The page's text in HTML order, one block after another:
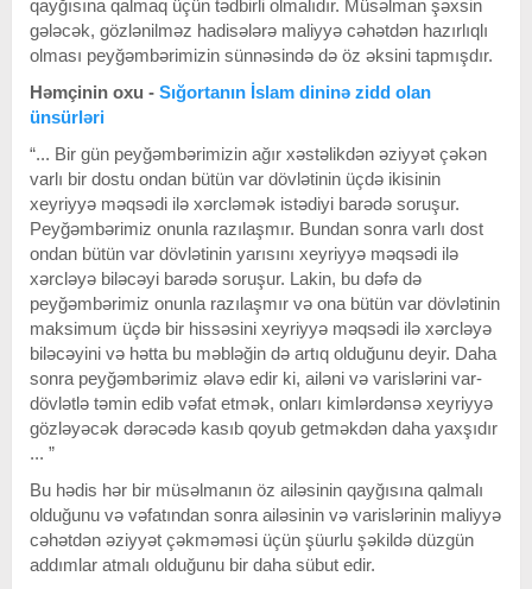
qayğısına qalmaq üçün tədbirli olmalıdır. Müsəlman şəxsin
gələcək, gözlənilməz hadisələrə maliyyə cəhətdən hazırlıqlı
olması peyğəmbərimizin sünnəsində də öz əksini tapmışdır.
Həmçinin oxu - Sığortanın İslam dininə zidd olan
ünsürləri
“... Bir gün peyğəmbərimizin ağır xəstəlikdən əziyyət çəkən
varlı bir dostu ondan bütün var dövlətinin üçdə ikisinin
xeyriyyə məqsədi ilə xərcləmək istədiyi barədə soruşur.
Peyğəmbərimiz onunla razılaşmır. Bundan sonra varlı dost
ondan bütün var dövlətinin yarısını xeyriyyə məqsədi ilə
xərcləyə biləcəyi barədə soruşur. Lakin, bu dəfə də
peyğəmbərimiz onunla razılaşmır və ona bütün var dövlətinin
maksimum üçdə bir hissəsini xeyriyyə məqsədi ilə xərcləyə
biləcəyini və hətta bu məbləğin də artıq olduğunu deyir. Daha
sonra peyğəmbərimiz əlavə edir ki, ailəni və varislərini var-
dövlətlə təmin edib vəfat etmək, onları kimlərdənsə xeyriyyə
gözləyəcək dərəcədə kasıb qoyub getməkdən daha yaxşıdır
... ”
Bu hədis hər bir müsəlmanın öz ailəsinin qayğısına qalmalı
olduğunu və vəfatından sonra ailəsinin və varislərinin maliyyə
cəhətdən əziyyət çəkməməsi üçün şüurlu şəkildə düzgün
addımlar atmalı olduğunu bir daha sübut edir.